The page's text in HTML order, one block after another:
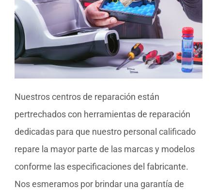
Nuestros centros de reparación están
pertrechados con herramientas de reparación
dedicadas para que nuestro personal calificado
repare la mayor parte de las marcas y modelos
conforme las especificaciones del fabricante.
Nos esmeramos por brindar una garantía de